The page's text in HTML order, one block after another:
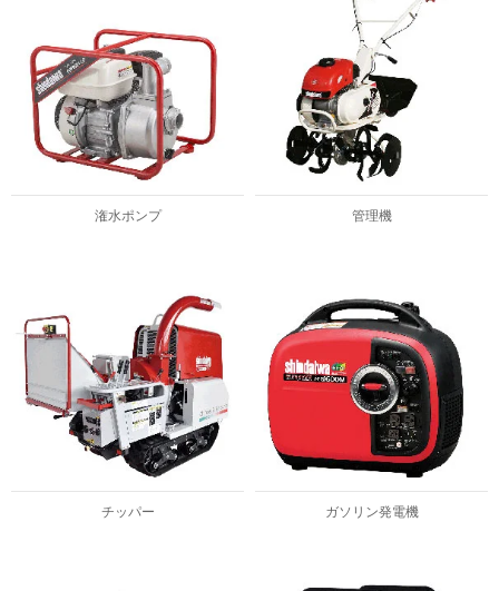
潅水ポンプ 管理機
チッパー ガソリン発電機